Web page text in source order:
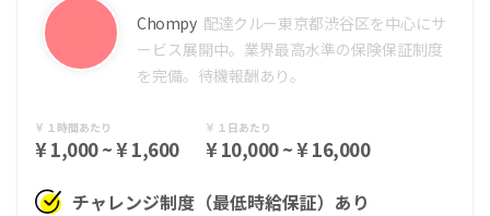
Chompy 配達クルー東京都渋谷区を中心にサ
ービス展開中。業界最高水準の保険保証制度
を完備。待機報酬あり。
１時間あたり
¥ 1,000 ~ ¥ 1,600
１日あたり
¥ 10,000 ~ ¥ 16,000
チャレンジ制度（最低時給保証）あり